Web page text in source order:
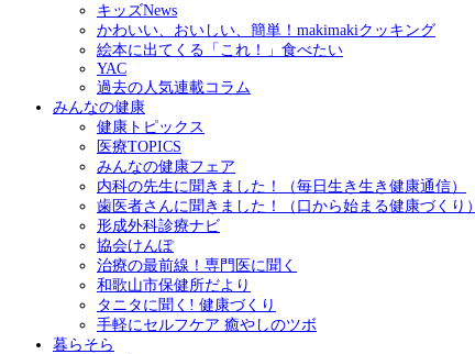
キッズNews
かわいい、おいしい、簡単！makimakiクッキング
絵本に出てくる「これ！」食べたい
YAC
過去の人気連載コラム
みんなの健康
健康トピックス
医療TOPICS
みんなの健康フェア
内科の先生に聞きました！（毎日生き生き健康通信）
歯医者さんに聞きました！（口から始まる健康づくり）
形成外科診療ナビ
協会けんぽ
治療の最前線！専門医に聞く
和歌山市保健所だより
タニタに聞く! 健康づくり
手軽にセルフケア 癒やしのツボ
暮らそら